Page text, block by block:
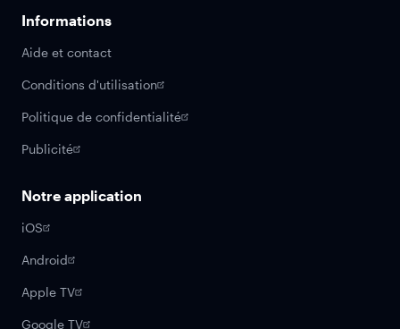
Informations
Aide et contact
Conditions d'utilisation
Politique de confidentialité
Publicité
Notre application
iOS
Android
Apple TV
Google TV